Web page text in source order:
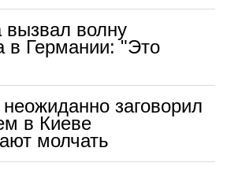
волну
в Германии: "Это
заговорил
в Киеве
молчать